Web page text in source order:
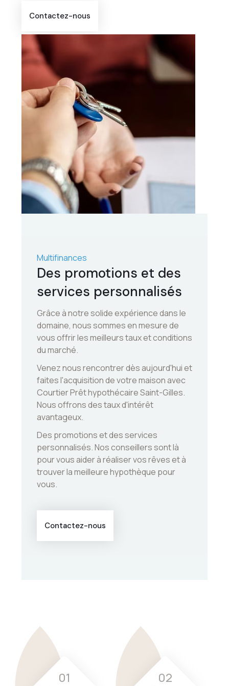
Contactez-nous
Multifinances
Des promotions et des
services personnalisés
Grâce à notre solide expérience dans le
domaine, nous sommes en mesure de
vous offrir les meilleurs taux et conditions
du marché.
Venez nous rencontrer dès aujourd'hui et
faites l'acquisition de votre maison avec
Courtier Prêt hypothécaire Saint-Gilles.
Nous offrons des taux d'intérêt
avantageux.
Des promotions et des services
personnalisés. Nos conseillers sont là
pour vous aider à réaliser vos rêves et à
trouver la meilleure hypothèque pour
vous.
Contactez-nous
01 02